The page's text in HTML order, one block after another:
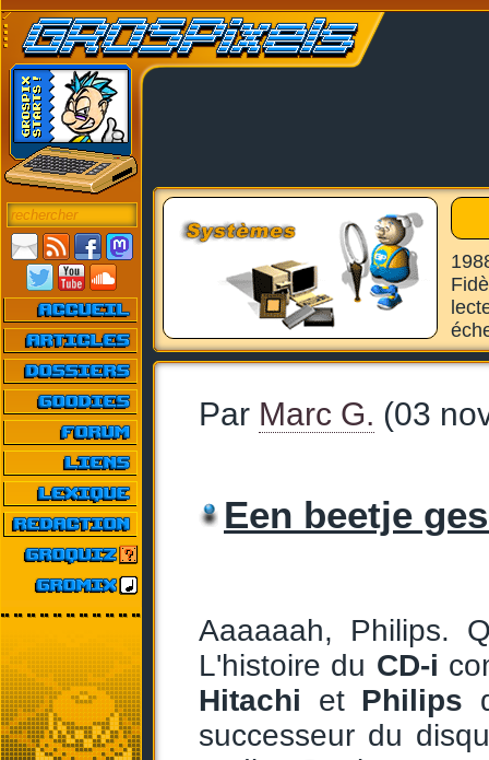
Par Marc G. (03
Een beetje
Aaaaaah, Philips.
L'histoire du CD-i
Hitachi et Philips
successeur du